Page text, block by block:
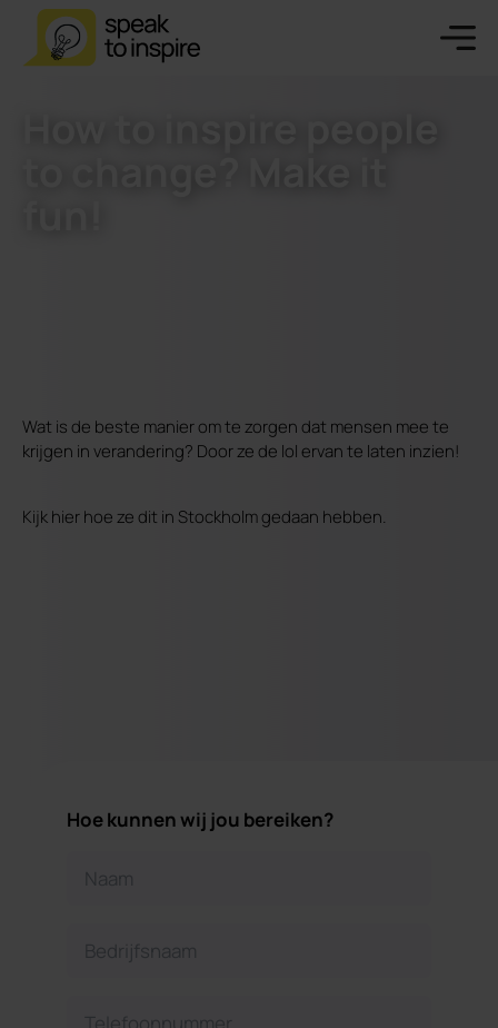
Wat is de beste manier om te zorgen dat mensen mee te
krijgen in verandering? Door ze de lol ervan te laten inzien!
Kijk hier hoe ze dit in Stockholm gedaan hebben.
Hoe kunnen wij jou bereiken?